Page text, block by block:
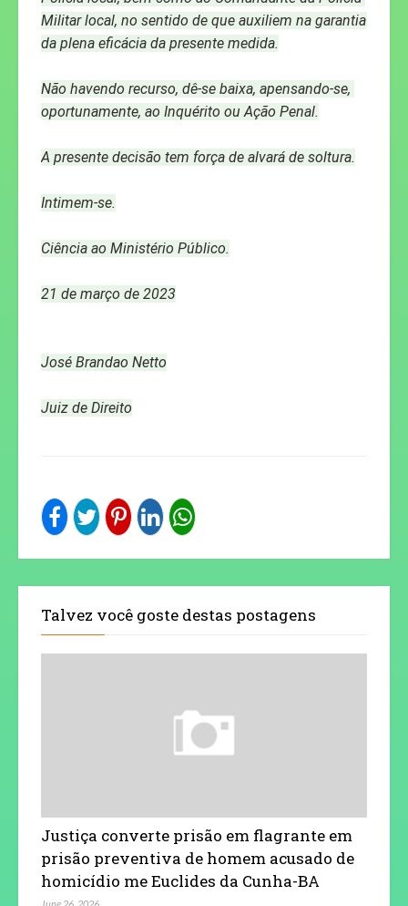
Militar local, no sentido de que auxiliem na garantia
da plena eficácia da presente medida.
Não havendo recurso, dê-se baixa, apensando-se,
oportunamente, ao Inquérito ou Ação Penal.
A presente decisão tem força de alvará de soltura.
Intimem-se.
Ciência ao Ministério Público.
21 de março de 2023
José Brandao Netto
Juiz de Direito
Talvez você goste destas postagens
Justiça converte prisão em flagrante em
prisão preventiva de homem acusado de
homicídio me Euclides da Cunha-BA